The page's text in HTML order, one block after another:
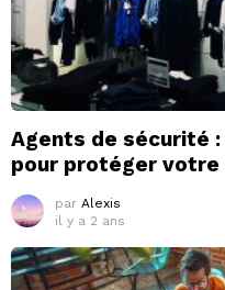
Agents de sécurité
pour protéger votre
par Alexis
il y a 2 ans